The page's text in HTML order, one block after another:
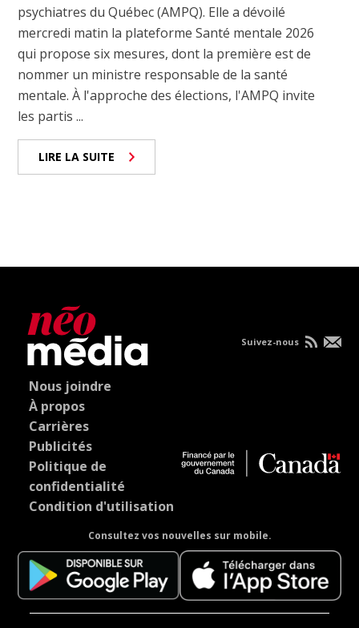
psychiatres du Québec (AMPQ). Elle a dévoilé
mercredi matin la plateforme Santé mentale 2026
qui propose six mesures, dont la première est de
nommer un ministre responsable de la santé
mentale. À l'approche des élections, l'AMPQ invite
les partis ...
LIRE LA SUITE
Nous joindre
À propos
Carrières
Publicités
Politique de
confidentialité
Condition d'utilisation
Consultez vos nouvelles sur mobile.
Suivez-nous